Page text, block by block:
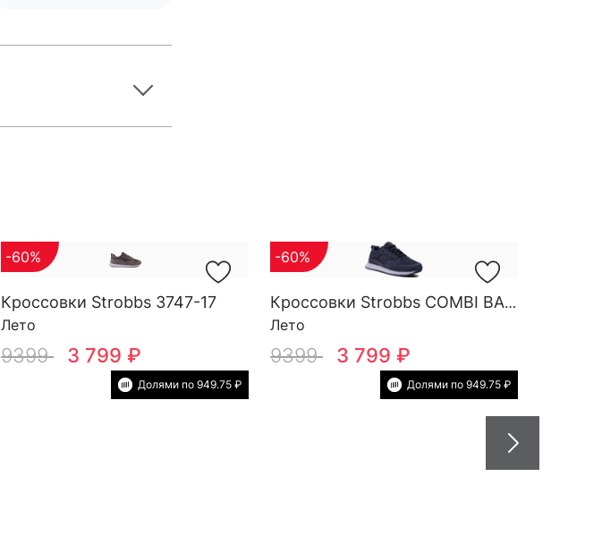
Кроссовки Strobbs 3747-17
Лето
-60%
9399 3 799 ₽
Долями по 949.75 ₽
Кроссовки Strobbs COMBI BASE M 3747-7
Лето
-60%
9399 3 799 ₽
Долями по 949.75 ₽